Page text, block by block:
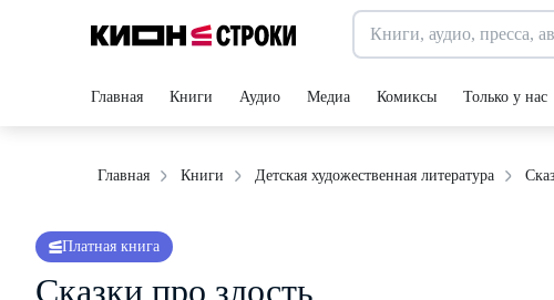
Главная Книги Аудио Медиа Комиксы Только у нас
Главная Книги Детская художественная литература
Платная книга
Сказки про злость